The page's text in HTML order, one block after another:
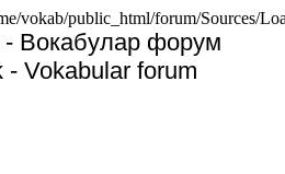
vokab/public_html/forum/Sources/
- Вокабулар форум
- Vokabular forum